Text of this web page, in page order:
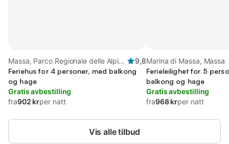
Massa, Parco Regionale delle Alpi
Apuane
9,8
Feriehus for 4 personer, med balkong
og hage
Gratis avbestilling
fra902 krper natt
Marina di Massa, Massa
Ferieleilighet for 5
balkong og hage
Gratis avbestilling
fra968 krper natt
Vis alle tilbud